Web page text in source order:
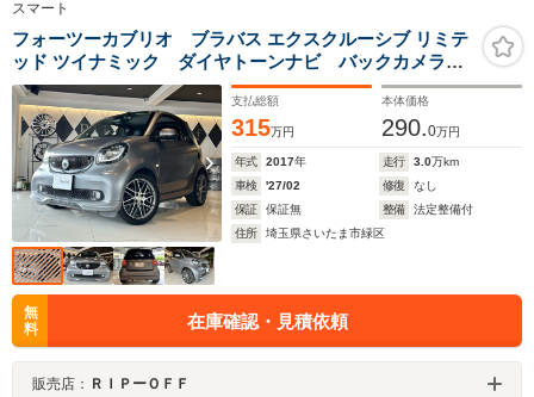
スマート
フォーツーカブリオ ブラバス エクスクルーシブ リミテ
ッド ツイナミック ダイヤトーンナビ バックカメラ
シートヒーター
支払総額
315万円
本体価格
290.0万円
年式 2017年 走行 3.0万km
車検
'27/02 修復
なし
保証
保証無 整備
法定整備付
住所
埼玉県さいたま市緑区
無
料
在庫確認・見積依頼
販売店： ＲＩＰーＯＦＦ